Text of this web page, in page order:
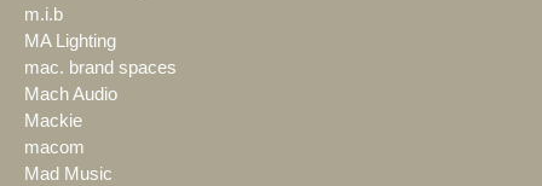
m.i.b
MA Lighting
mac. brand spaces
Mach Audio
Mackie
macom
Mad Music